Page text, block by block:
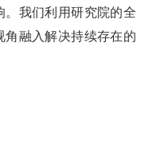
。我们利用研究院的全
角融入解决持续存在的